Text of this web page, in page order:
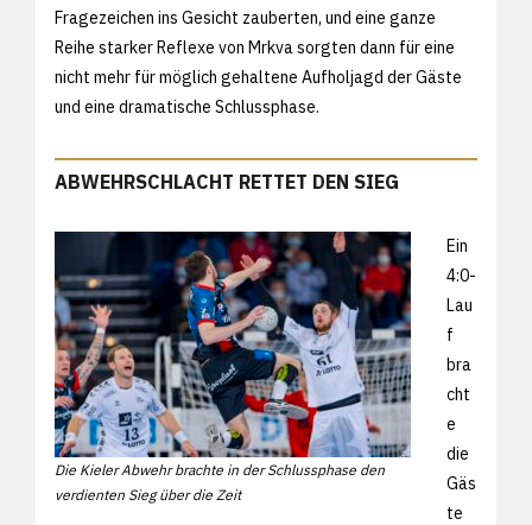
Fragezeichen ins Gesicht zauberten, und eine ganze
Reihe starker Reflexe von Mrkva sorgten dann für eine
nicht mehr für möglich gehaltene Aufholjagd der Gäste
und eine dramatische Schlussphase.
ABWEHRSCHLACHT RETTET DEN SIEG
Die Kieler Abwehr brachte in der Schlussphase den
verdienten Sieg über die Zeit
Ein
4:0-
Lau
f
bra
cht
e
die
Gäs
te